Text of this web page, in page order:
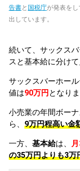
告書と 国税庁が発表をし
出しています。
続いて、サックス
スと基本給に分けて
サックスバーホー
値は90万円 となりま
小売業の年間ボー
ら、 9万円程高い金
一方、 基本給は、
の35万円よりも3万